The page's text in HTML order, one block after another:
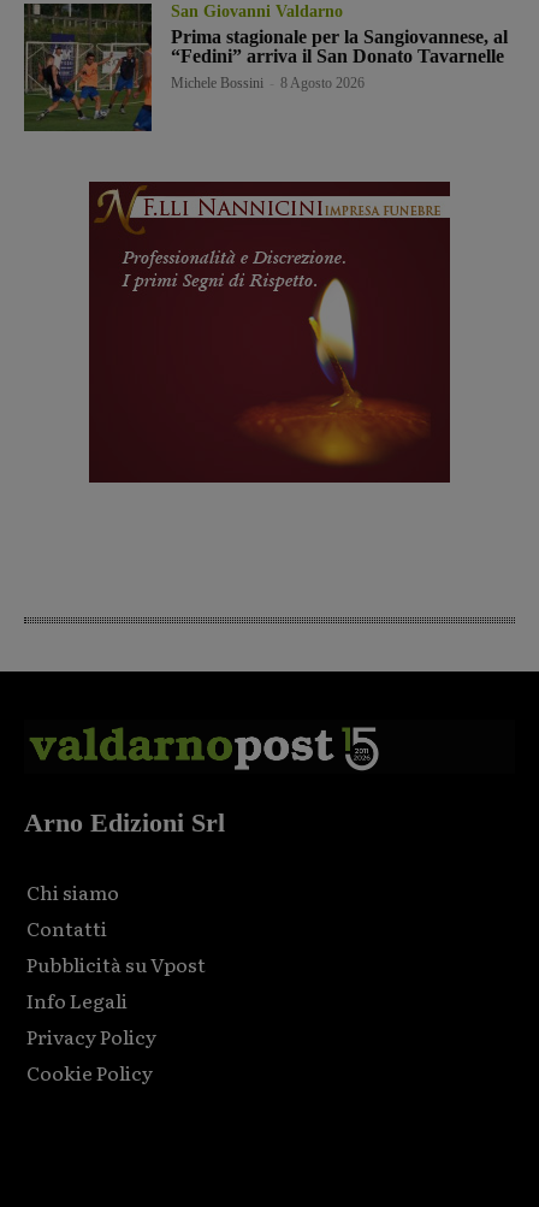
San Giovanni Valdarno
Prima stagionale per la Sangiovannese, al
“Fedini” arriva il San Donato Tavarnelle
Michele Bossini 8 Agosto 2026
Arno Edizioni Srl
Chi siamo
Contatti
Pubblicità su Vpost
Info Legali
Privacy Policy
Cookie Policy